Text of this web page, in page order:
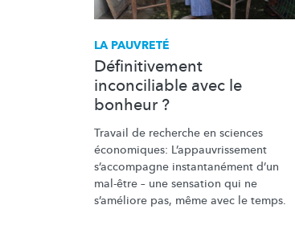
LA PAUVRETÉ
Définitivement
inconciliable avec le
bonheur ?
Travail de recherche en sciences
économiques: L’appauvrissement
s’accompagne instantanément d’un
mal-être – une sensation qui ne
s’améliore pas, même avec le temps.